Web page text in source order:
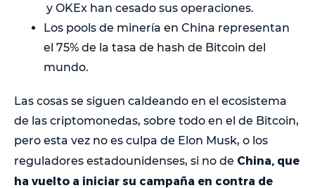
y OKEx han cesado sus operaciones.
Los pools de minería en China representan
el 75% de la tasa de hash de Bitcoin del
mundo.
Las cosas se siguen caldeando en el ecosistema
de las criptomonedas, sobre todo en el de Bitcoin,
pero esta vez no es culpa de Elon Musk, o los
reguladores estadounidenses, si no de China, que
ha vuelto a iniciar su campaña en contra de